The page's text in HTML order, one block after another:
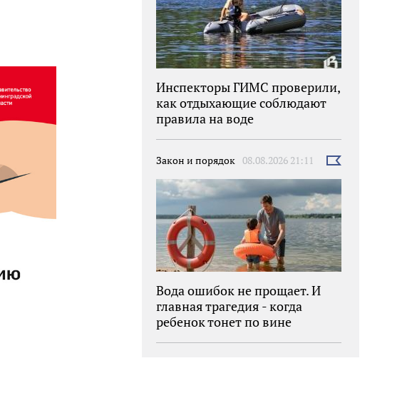
Инспекторы ГИМС проверили,
как отдыхающие соблюдают
правила на воде
Закон и порядок 08.08.2026 21:11
Выбрать
Вода ошибок не прощает. И
главная трагедия - когда
ребенок тонет по вине